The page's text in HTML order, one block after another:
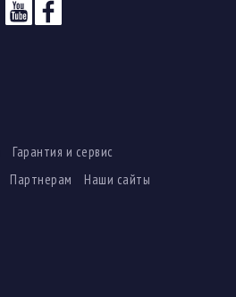
Гарантия и сервис
Партнерам
Наши сайты